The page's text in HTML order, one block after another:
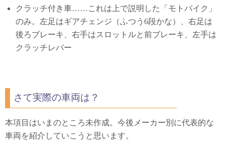
クラッチ付き車……これは上で説明した「モトバイク」
のみ。左足はギアチェンジ（ふつう6段かな）、右足は
後ろブレーキ、右手はスロットルと前ブレーキ、左手は
クラッチレバー
さて実際の車両は？
本項目はいまのところ未作成。今後メーカー別に代表的な
車両を紹介していこうと思います。